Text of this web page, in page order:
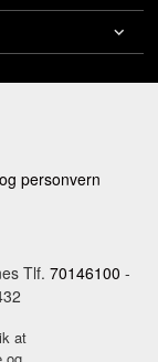
personvern
Tlf. 70146100 -
at